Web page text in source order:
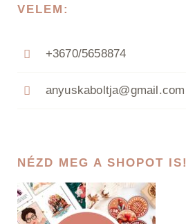
VELEM:
+3670/5658874
anyuskaboltja@gmail.com
NÉZD MEG A SHOPOT IS!